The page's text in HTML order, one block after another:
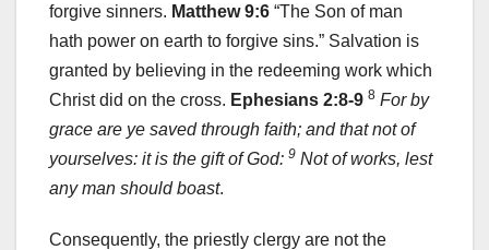
forgive sinners. Matthew 9:6 “The Son of man
hath power on earth to forgive sins.” Salvation is
granted by believing in the redeeming work which
Christ did on the cross. Ephesians 2:8-9 8 For by
grace are ye saved through faith; and that not of
yourselves: it is the gift of God: 9 Not of works, lest
any man should boast.
Consequently, the priestly clergy are not the